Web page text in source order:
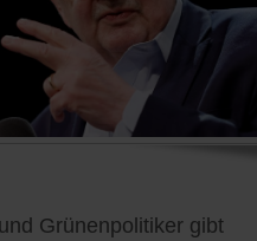
Grünenpolitiker gibt